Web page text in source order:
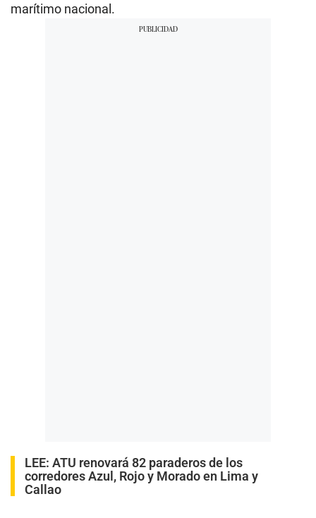
marítimo nacional.
LEE: ATU renovará 82 paraderos de los
corredores Azul, Rojo y Morado en Lima y
Callao